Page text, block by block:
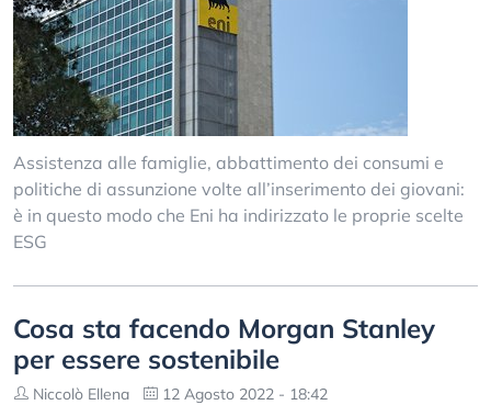
Assistenza alle famiglie, abbattimento dei consumi e
politiche di assunzione volte all’inserimento dei giovani:
è in questo modo che Eni ha indirizzato le proprie scelte
ESG
Cosa sta facendo Morgan Stanley
per essere sostenibile
Niccolò Ellena 12 Agosto 2022 - 18:42